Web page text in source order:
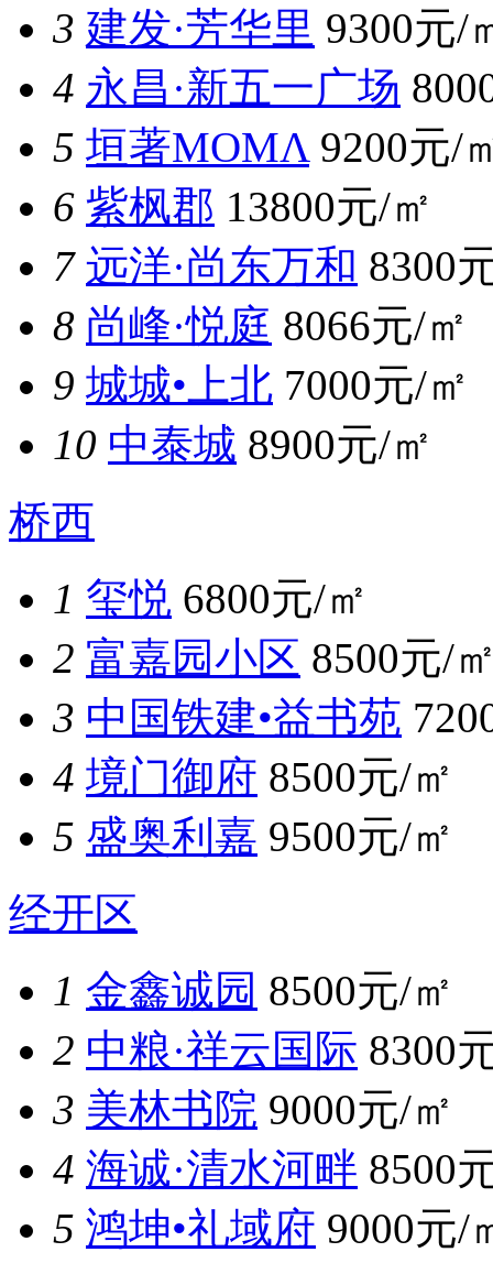
3 建发·芳华里 9300元/
4 永昌·新五一广场
5 垣著MOMΛ 9200元/
6 紫枫郡 13800元/㎡
7 远洋·尚东万和 8300
8 尚峰·悦庭 8066元/㎡
9 城城•上北 7000元/㎡
10 中泰城 8900元/㎡
桥西
1 玺悦 6800元/㎡
2 富嘉园小区 8500元/
3 中国铁建•益书苑
4 境门御府 8500元/㎡
5 盛奥利嘉 9500元/㎡
经开区
1 金鑫诚园 8500元/㎡
2 中粮·祥云国际 8300
3 美林书院 9000元/㎡
4 海诚·清水河畔 8500
5 鸿坤•礼域府 9000元/